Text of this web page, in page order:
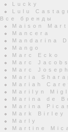
Lucky
Lulu
Все бренды
Maison
Mancera
Mandarina
Mango
Marc Ecko
Marc Jacobs
Marc Joseph
Maria
Mariah
Marilyn
Marina de
Marina
Mark Birley
Marly
Martine